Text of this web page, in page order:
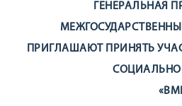
ГЕНЕРАЛЬНАЯ
ПРИГЛАШАЮТ ПРИНЯТЬ